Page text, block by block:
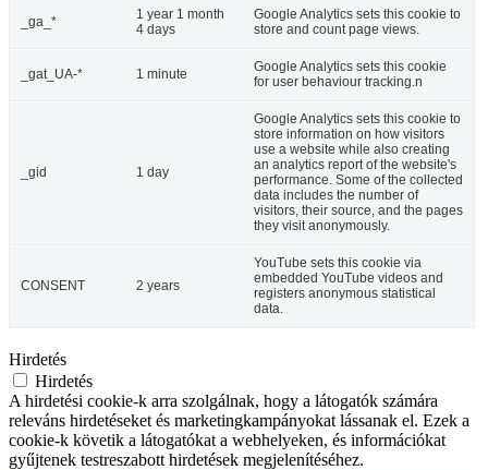
_ga_*
1 year 1 month
4 days
Google Analytics sets this cookie to
store and count page views.
_gat_UA-* 1 minute
Google Analytics sets this cookie
for user behaviour tracking.n
_gid 1 day
Google Analytics sets this cookie to
store information on how visitors
use a website while also creating
an analytics report of the website's
performance. Some of the collected
data includes the number of
visitors, their source, and the pages
they visit anonymously.
CONSENT 2 years
YouTube sets this cookie via
embedded YouTube videos and
registers anonymous statistical
data.
Hirdetés
Hirdetés
A hirdetési cookie-k arra szolgálnak, hogy a látogatók számára
releváns hirdetéseket és marketingkampányokat lássanak el. Ezek a
cookie-k követik a látogatókat a webhelyeken, és információkat
gyűjtenek testreszabott hirdetések megjelenítéséhez.